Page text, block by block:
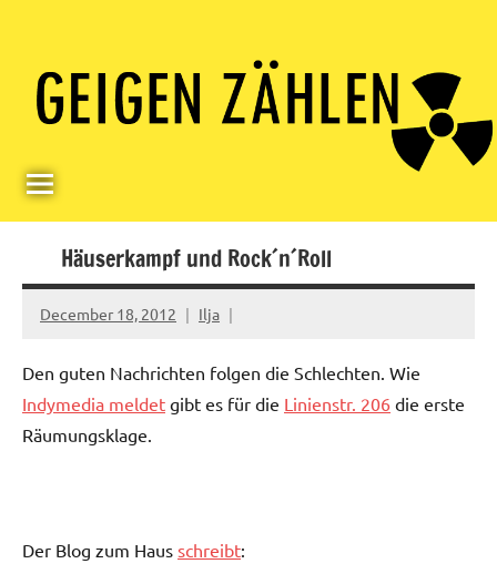
contentGeigerzähler
Häuserkampf und Rock´n´Roll
December 18, 2012 Ilja
Den guten Nachrichten folgen die Schlechten. Wie
Indymedia meldet gibt es für die Linienstr. 206 die erste
Räumungsklage.
Der Blog zum Haus schreibt: